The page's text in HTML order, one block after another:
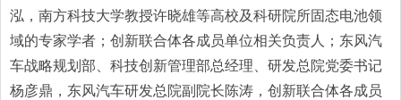
泓，南方科技大学教授许晓雄等高校及科研院所固态电池领
域的专家学者；创新联合体各成员单位相关负责人；东风汽
车战略规划部、科技创新管理部总经理、研发总院党委书记
杨彦鼎，东风汽车研发总院副院长陈涛，创新联合体各成员